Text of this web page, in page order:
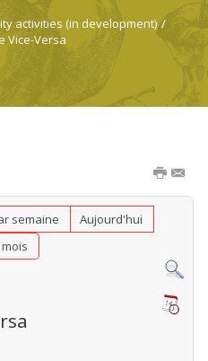
activities (in development) /
Vice-Versa
semaine
Aujourd'hui